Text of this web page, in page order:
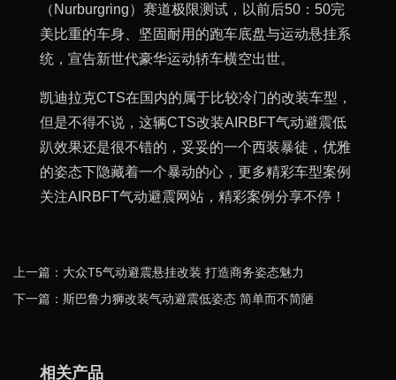
（Nurburgring）赛道极限测试，以前后50：50完
美比重的车身、坚固耐用的跑车底盘与运动悬挂系
统，宣告新世代豪华运动轿车横空出世。
凯迪拉克CTS在国内的属于比较冷门的改装车型，
但是不得不说，这辆CTS改装AIRBFT气动避震低
趴效果还是很不错的，妥妥的一个西装暴徒，优雅
的姿态下隐藏着一个暴动的心，更多精彩车型案例
关注AIRBFT气动避震网站，精彩案例分享不停！
上一篇：大众T5气动避震悬挂改装 打造商务姿态魅力
下一篇：斯巴鲁力狮改装气动避震低姿态 简单而不简陋
相关产品